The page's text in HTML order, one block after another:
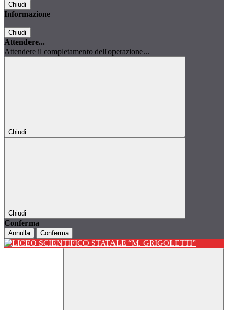
Chiudi
Informazione
Chiudi
Attendere...
Attendere il completamento dell'operazione...
Chiudi
Chiudi
Conferma
Annulla Conferma